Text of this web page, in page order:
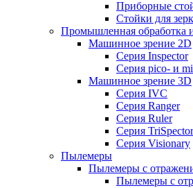
Приборные
Стойки для
Промышленная обработка
Машинное зрение 2D
Серия Inspector
Серия pico- и
Машинное зрение 3D
Серия IVC
Серия Ranger
Серия Ruler
Серия TriSpector
Серия Visionary
Пылемеры
Пылемеры с
Пылемеры с